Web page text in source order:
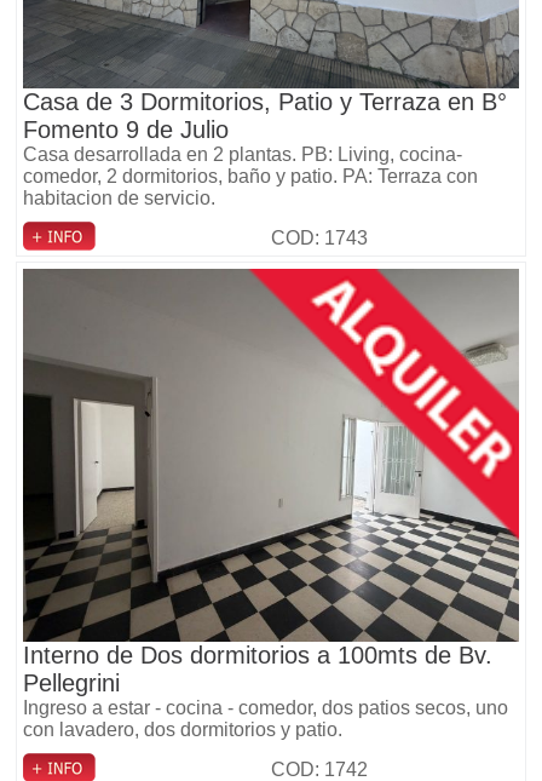
Casa de 3 Dormitorios, Patio y Terraza en B°
Fomento 9 de Julio
Casa desarrollada en 2 plantas. PB: Living, cocina-
comedor, 2 dormitorios, baño y patio. PA: Terraza con
habitacion de servicio.
COD: 1743
Interno de Dos dormitorios a 100mts de Bv.
Pellegrini
Ingreso a estar - cocina - comedor, dos patios secos, uno
con lavadero, dos dormitorios y patio.
COD: 1742